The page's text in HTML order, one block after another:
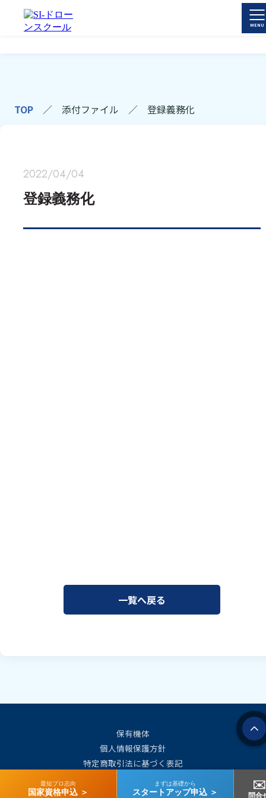
TOP ／ 添付ファイル ／ 登録義務化
2022/04/04
登録義務化
一覧へ戻る
保有機体
個人情報保護方針
特定商取引法に基づく表記
最短プロ志向
国家資格申込 ＞
まずは基礎から
スタートアップ申込 ＞
✉️
問合